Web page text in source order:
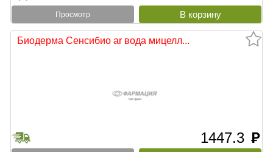
Просмотр
Биодерма Сенсибио ar вода мицелл...
1447.3 руб